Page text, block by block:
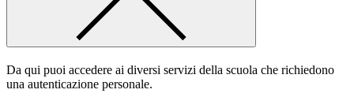
Da qui puoi accedere ai diversi servizi della scuola che richiedono
una autenticazione personale.